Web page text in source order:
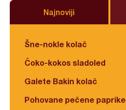
Najnoviji
Šne-nokle kolač
Čoko-kokos sladoled
Galete Bakin kolač
Pohovane pečene paprike